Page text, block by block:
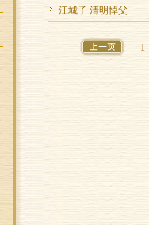
江城子 清明悼父
1